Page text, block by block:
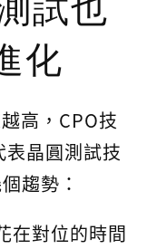
試也
化
高，CPO技
晶圓測試技
趨勢：
在對位的時間